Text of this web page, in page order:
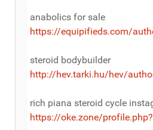
anabolics for sale
https://equipifieds.com/
steroid bodybuilder
http://hev.tarki.hu/hev/
rich piana steroid cycle
https://oke.zone/